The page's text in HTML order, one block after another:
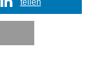
teilen